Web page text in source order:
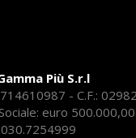
Più S.r.l
- C.F.:
euro 500.000,00